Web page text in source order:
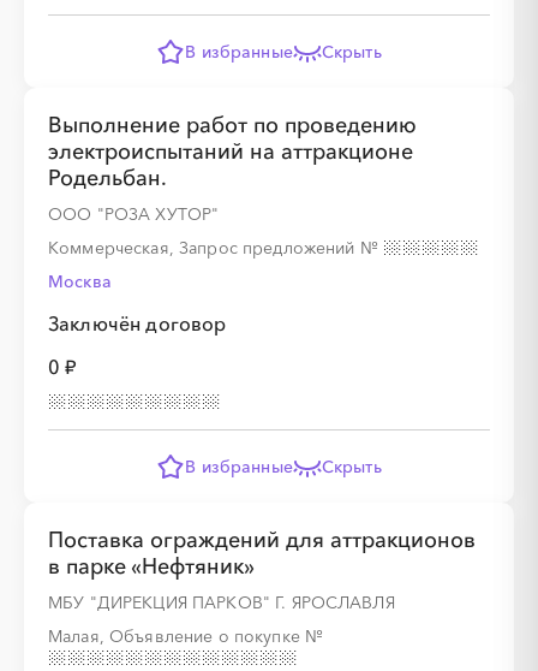
В избранные Скрыть
Выполнение работ по проведению
электроиспытаний на аттракционе
Родельбан.
ООО "РОЗА ХУТОР"
Коммерческая, Запрос предложений №
Москва
Заключён договор
0 ₽
В избранные Скрыть
Поставка ограждений для аттракционов
в парке «Нефтяник»
МБУ "ДИРЕКЦИЯ ПАРКОВ" Г. ЯРОСЛАВЛЯ
Малая, Объявление о покупке №